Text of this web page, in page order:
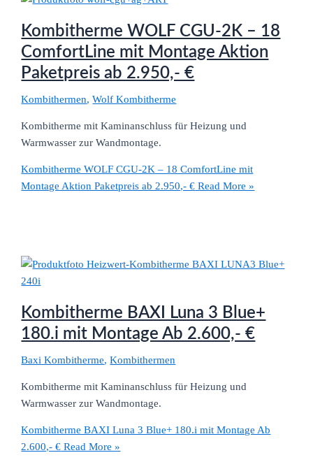
Kombitherme WOLF CGU-2K – 18
ComfortLine mit Montage Aktion
Paketpreis ab 2.950,- €
Kombithermen,Wolf Kombitherme
Kombitherme mit Kaminanschluss für Heizung und
Warmwasser zur Wandmontage.
Kombitherme WOLF CGU-2K – 18 ComfortLine mit
Montage Aktion Paketpreis ab 2.950,- € Read More »
Kombitherme BAXI Luna 3 Blue+
180.i mit Montage Ab 2.600,- €
Baxi Kombitherme,Kombithermen
Kombitherme mit Kaminanschluss für Heizung und
Warmwasser zur Wandmontage.
Kombitherme BAXI Luna 3 Blue+ 180.i mit Montage Ab
2.600,- € Read More »